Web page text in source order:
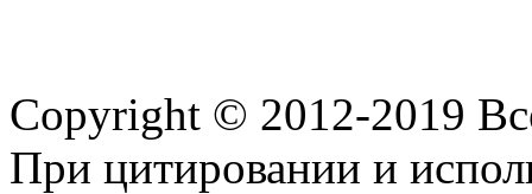
Copyright © 2012-2019
При цитировании и